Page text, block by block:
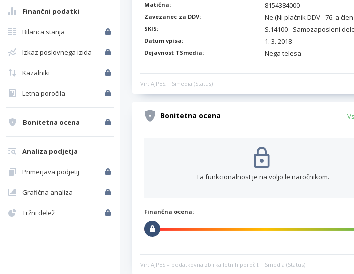
Finančni podatki
Bilanca stanja
Izkaz poslovnega izida
Kazalniki
Letna poročila
Bonitetna ocena
Analiza podjetja
Primerjava podjetij
Grafična analiza
Tržni delež
Matična: 8154384000
Zavezanec za DDV: Ne (Ni plačnik DDV - 76. a
SKIS: S.14100 - Samozaposleni
Datum vpisa: 1. 3. 2018
Dejavnost TSmedia: Nega telesa
Vir: AJPES, TSmedia (Status)
Bonitetna ocena
Ta funkcionalnost je na voljo le naročnikom.
Finančna ocena:
Vir: AJPES – podatkovna zbirka letnih poročil, TSmedia (Status)